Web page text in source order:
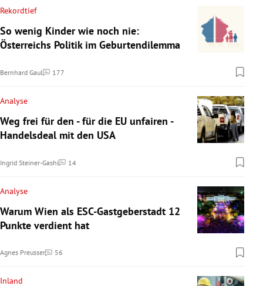
Rekordtief
So wenig Kinder wie noch nie:
Österreichs Politik im Geburtendilemma
Bernhard Gaul 177
Kommentare
Analyse
Weg frei für den - für die EU unfairen -
Handelsdeal mit den USA
Ingrid Steiner-Gashi 14
Kommentare
Analyse
Warum Wien als ESC-Gastgeberstadt 12
Punkte verdient hat
Agnes Preusser 56
Kommentare
Inland